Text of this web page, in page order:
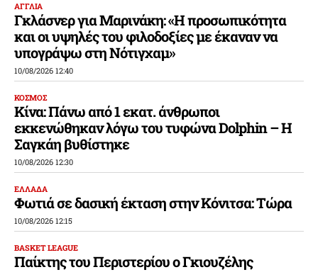
ΑΓΓΛΙΑ
Γκλάσνερ για Μαρινάκη: «Η προσωπικότητα
και οι υψηλές του φιλοδοξίες με έκαναν να
υπογράψω στη Νότιγχαμ»
10/08/2026 12:40
ΚΟΣΜΟΣ
Κίνα: Πάνω από 1 εκατ. άνθρωποι
εκκενώθηκαν λόγω του τυφώνα Dolphin – Η
Σαγκάη βυθίστηκε
10/08/2026 12:30
ΕΛΛΑΔΑ
Φωτιά σε δασική έκταση στην Κόνιτσα: Τώρα
10/08/2026 12:15
BASKET LEAGUE
Παίκτης του Περιστερίου ο Γκιουζέλης